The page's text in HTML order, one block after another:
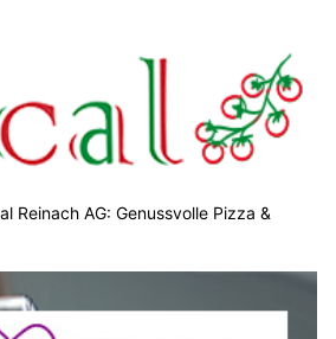
Reinach AG: Genussvolle Pizza &